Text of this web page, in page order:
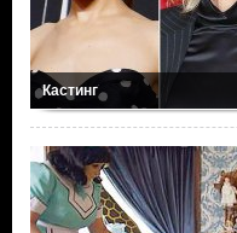
Кастинг